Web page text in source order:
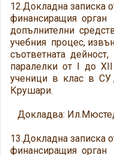
12.Докладна записка
финансиращия орган
допълнителни
учебния процес,
съответната
паралелки от I до
ученици в клас в СУ
Крушари.
Докладва:
13.Докладна записка
финансиращия орган